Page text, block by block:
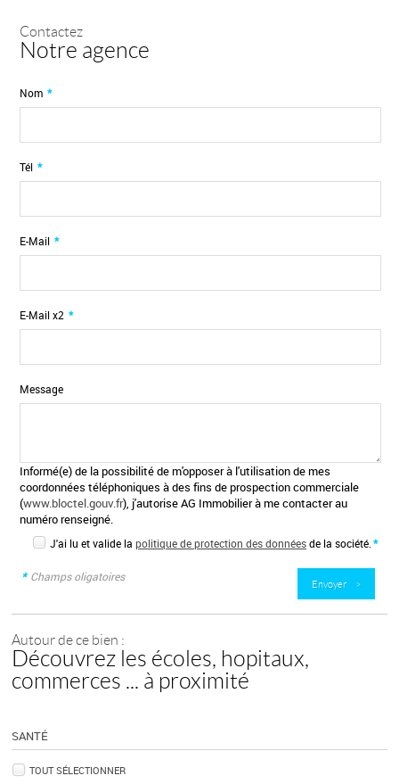
Contactez
Notre agence
Nom *
Tél *
E-Mail *
E-Mail x2 *
Message
Informé(e) de la possibilité de m'opposer à l'utilisation de mes
coordonnées téléphoniques à des fins de prospection commerciale
(www.bloctel.gouv.fr), j'autorise AG Immobilier à me contacter au
numéro renseigné.
J'ai lu et valide lapolitique de protection des donnéesde la société. *
* Champs oligatoires
Autour de ce bien :
Découvrez les écoles, hopitaux,
commerces ... à proximité
SANTÉ
TOUT SÉLECTIONNER